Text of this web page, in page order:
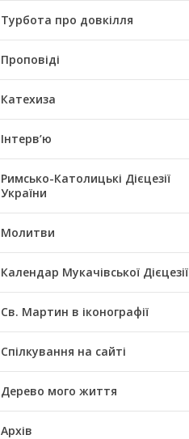
Турбота про довкілля
Проповіді
Катехиза
Інтерв’ю
Римсько-Католицькі Дієцезії
України
Молитви
Календар Мукачівської Дієцезії
Св. Мартин в іконографії
Спілкування на сайті
Дерево мого життя
Архів